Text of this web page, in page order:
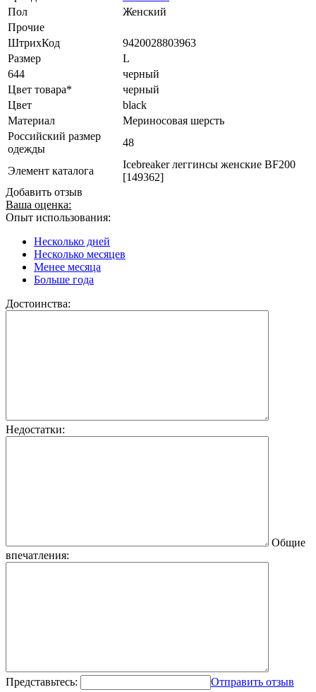
Пол
Женский
Прочие
ШтрихКод
9420028803963
Размер
L
644
черный
Цвет товара*
черный
Цвет
black
Материал
Мериносовая шерсть
Российский размер
одежды
48
Элемент каталога
Icebreaker леггинсы женские BF200
[149362]
Добавить отзыв
Ваша оценка:
Опыт использования:
Несколько дней
Несколько месяцев
Менее месяца
Больше года
Достоинства:
Недостатки:
Общие
впечатления:
Представьтесь: Отправить отзыв